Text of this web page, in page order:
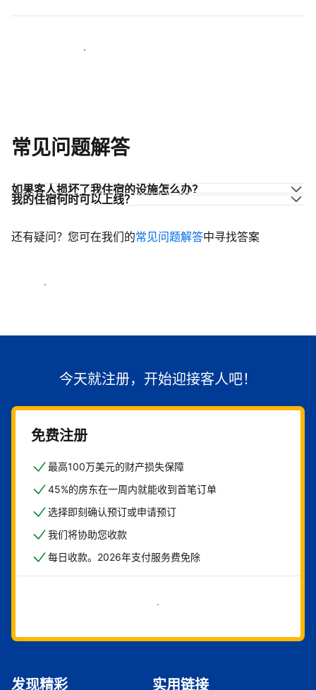
加入和您类似的房东行类
常见问题解答
如果客人损坏了我住宿的设施怎么办？
我的住宿何时可以上线？
还有疑问？您可在我们的常见问题解答中寻找答案
开始迎客
今天就注册，开始迎接客人吧！
免费注册
最高100万美元的财产损失保障
45%的房东在一周内就能收到首笔订单
选择即刻确认预订或申请预订
我们将协助您收款
每日收款。2026年支付服务费免除
立即开始
发现精彩 实用链接